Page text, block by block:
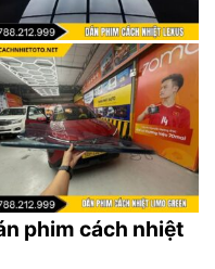
phim cách nhiệt